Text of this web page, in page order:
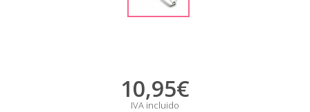
10,95€
IVA incluido